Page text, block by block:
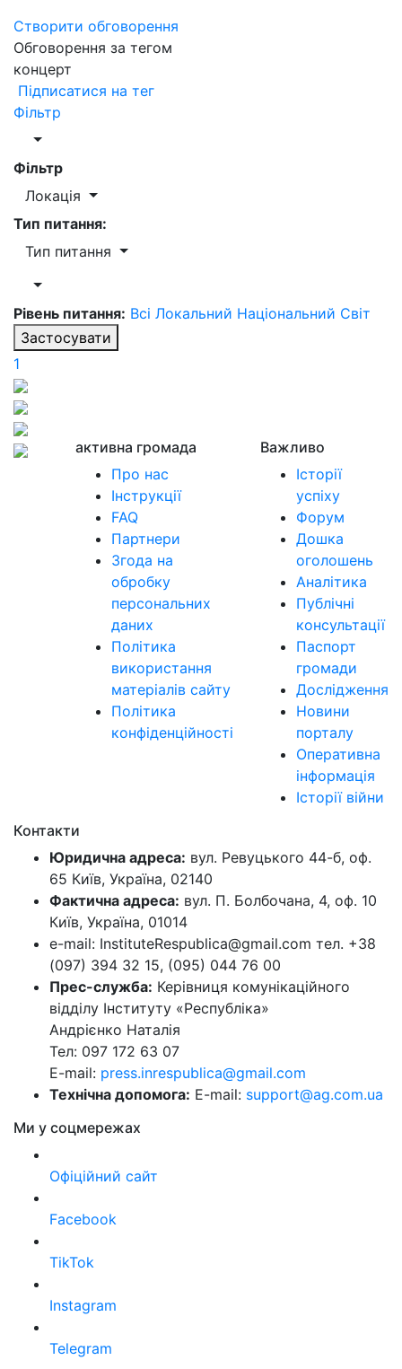
Створити обговорення
Обговорення за тегом
концерт
Підписатися на тег
Фільтр
Фільтр
Локація
Тип питання:
Тип питання
Рівень питання: Всі Локальний Національний Світ
Застосувати
1
активна громада
Про нас
Інструкції
FAQ
Партнери
Згода на
обробку
персональних
даних
Політика
використання
матеріалів сайту
Політика
конфіденційності
Важливо
Історії
успіху
Форум
Дошка
оголошень
Аналітика
Публічні
консультації
Паспорт
громади
Дослідження
Новини
порталу
Оперативна
інформація
Історії війни
Контакти
Юридична адреса: вул. Ревуцького 44-б, оф.
65 Київ, Україна, 02140
Фактична адреса: вул. П. Болбочана, 4, оф. 10
Київ, Україна, 01014
e-mail: InstituteRespublica@gmail.com тел. +38
(097) 394 32 15, (095) 044 76 00
Прес-служба: Керівниця комунікаційного
відділу Інституту «Республіка»
Андрієнко Наталія
Тел: 097 172 63 07
E-mail: press.inrespublica@gmail.com
Технічна допомога: E-mail: support@ag.com.ua
Ми у соцмережах
Офіційний сайт
Facebook
TikTok
Instagram
Telegram